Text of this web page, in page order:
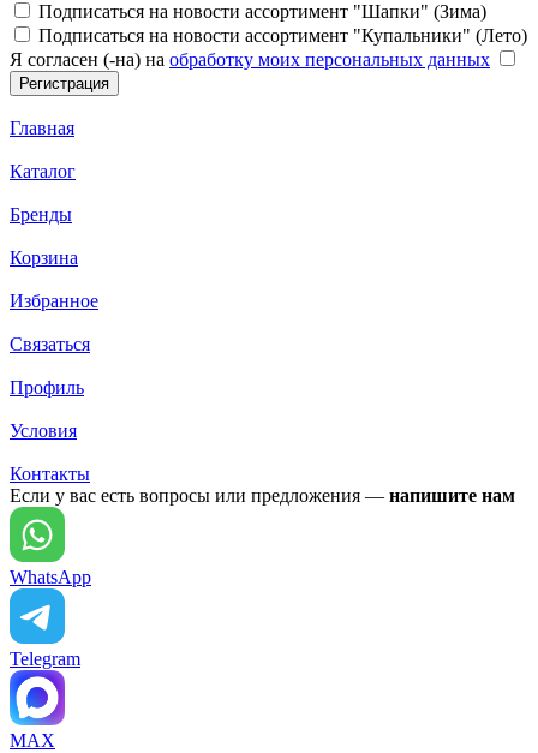
Подписаться на новости ассортимент "Шапки" (Зима)
Подписаться на новости ассортимент "Купальники" (Лето)
Я согласен (-на) на обработку моих персональных данных
Главная
Каталог
Бренды
Корзина
Избранное
Связаться
Профиль
Условия
Контакты
Если у вас есть вопросы или предложения — напишите нам
WhatsApp
Telegram
MAX